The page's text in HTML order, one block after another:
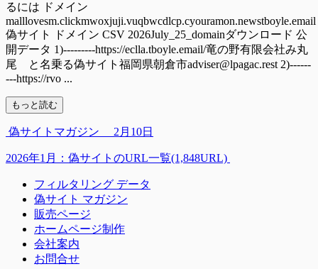
るには ドメイン
malllovesm.clickmwoxjuji.vuqbwcdlcp.cyouramon.newstboyle.email
偽サイト ドメイン CSV 2026July_25_domainダウンロード 公
開データ 1)---------https://eclla.tboyle.email/竜の野有限会社み丸
尾 と名乗る偽サイト福岡県朝倉市adviser@lpagac.rest 2)------
---https://rvo ...
もっと読む
偽サイトマガジン 2月10日
2026年1月：偽サイトのURL一覧(1,848URL)
フィルタリング データ
偽サイト マガジン
販売ページ
ホームページ制作
会社案内
お問合せ